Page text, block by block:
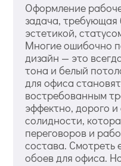
Оформление
задача,
эстетикой,
Многие ошибочно
дизайн — это
тона и белый
для офиса
востребованным
эффектно, дорого
солидности,
переговоров и
состава. Смотреть
обоев для офиса.